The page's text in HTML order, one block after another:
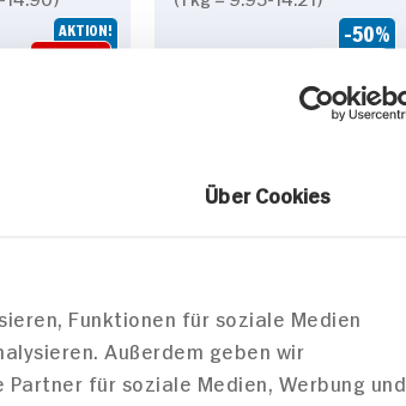
Über Cookies
Funktionen für soziale Medien
Außerdem geben wir
für soziale Medien, Werbung und
AKTION! -50%
1. 3.99**